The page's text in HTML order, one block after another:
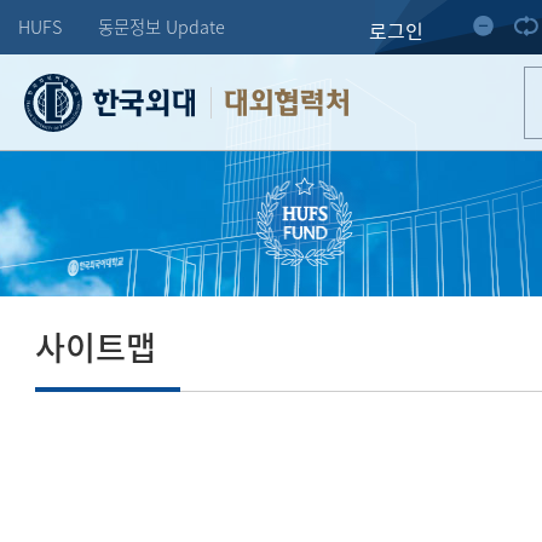
HUFS 동문정보 Update 로그인
대외협력처
사이트맵